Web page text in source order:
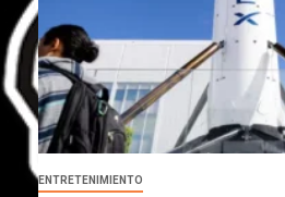
ENTRETENIMIENTO